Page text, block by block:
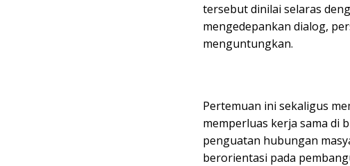
tersebut dinilai selaras
mengedepankan dialog,
menguntungkan.
Pertemuan ini sekaligus
memperluas kerja sama di
penguatan hubungan
berorientasi pada